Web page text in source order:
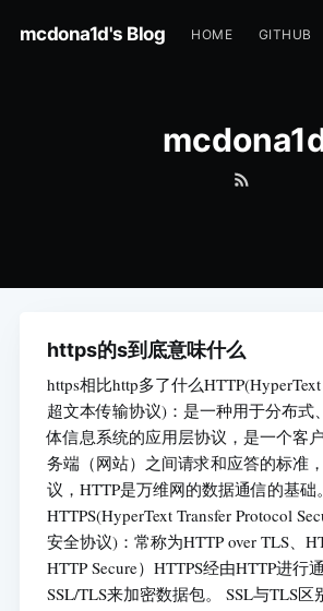
mcdona1d's Blog HOME GITHUB
https的s到底意味什么
https相比http多了什么
超文本传输协议)：是一种用于分布式
体信息系统的应用层协议，是一个客
务端（网站）之间请求和应答的标准
议，HTTP是万维网的数据通信的基础。
HTTPS(HyperText Transfer Protocol
安全协议)：常称为HTTP over TLS、
HTTP Secure）HTTPS经由HTTP进行
SSL/TLS来加密数据包。 SSL与TLS区